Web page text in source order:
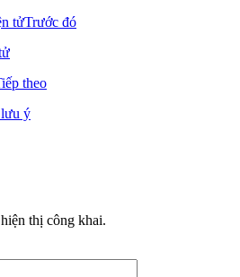
Trước đó
theo
ý
thị công khai.